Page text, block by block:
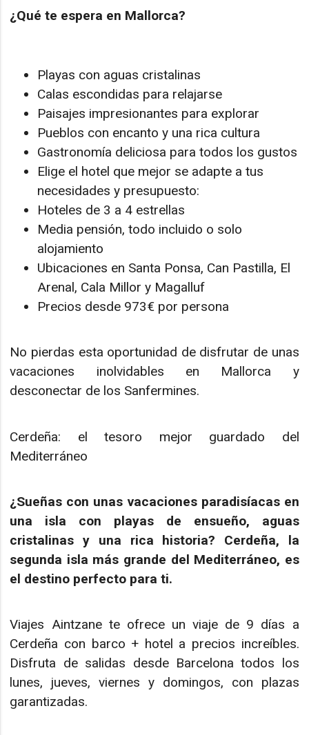
¿Qué te espera en Mallorca?
Playas con aguas cristalinas
Calas escondidas para relajarse
Paisajes impresionantes para explorar
Pueblos con encanto y una rica cultura
Gastronomía deliciosa para todos los gustos
Elige el hotel que mejor se adapte a tus
necesidades y presupuesto:
Hoteles de 3 a 4 estrellas
Media pensión, todo incluido o solo
alojamiento
Ubicaciones en Santa Ponsa, Can Pastilla, El
Arenal, Cala Millor y Magalluf
Precios desde 973€ por persona
No pierdas esta oportunidad de disfrutar de unas
vacaciones inolvidables en Mallorca y
desconectar de los Sanfermines.
Cerdeña: el tesoro mejor guardado del
Mediterráneo
¿Sueñas con unas vacaciones paradisíacas en
una isla con playas de ensueño, aguas
cristalinas y una rica historia? Cerdeña, la
segunda isla más grande del Mediterráneo, es
el destino perfecto para ti.
Viajes Aintzane te ofrece un viaje de 9 días a
Cerdeña con barco + hotel a precios increíbles.
Disfruta de salidas desde Barcelona todos los
lunes, jueves, viernes y domingos, con plazas
garantizadas.